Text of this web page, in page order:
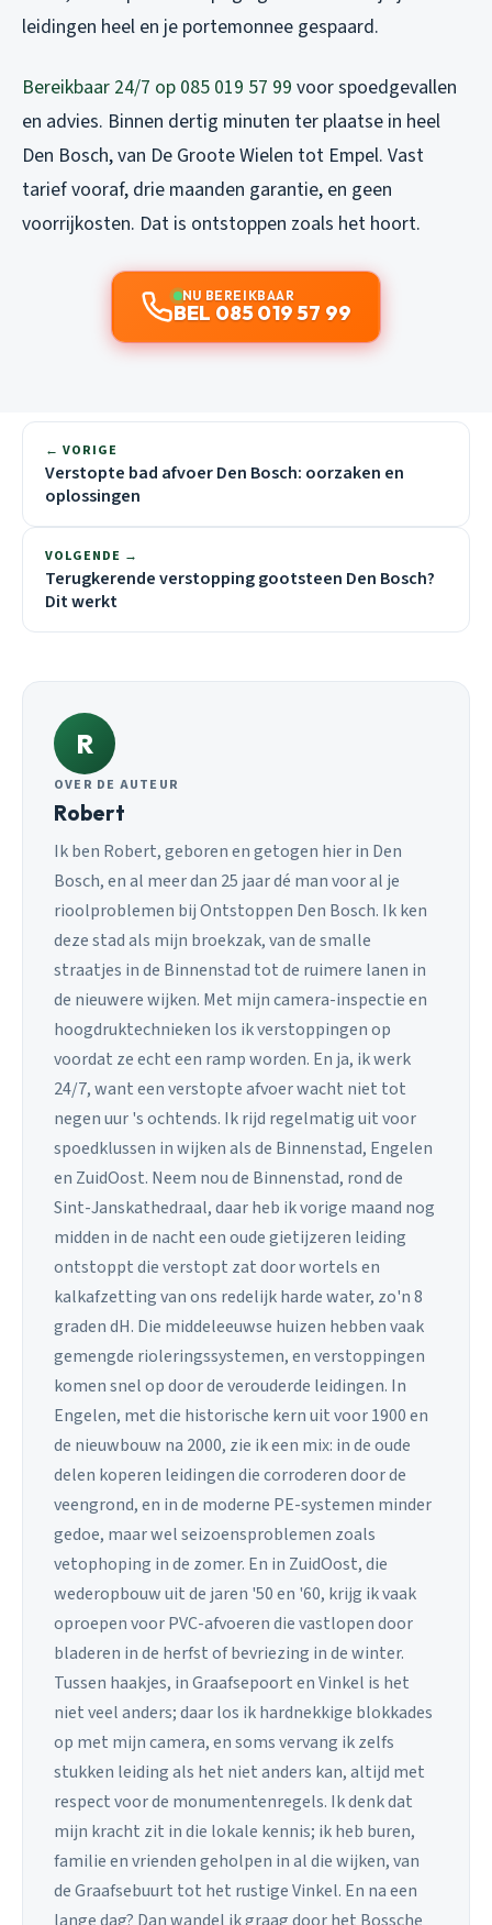
leidingen heel en je portemonnee gespaard.
Bereikbaar 24/7 op 085 019 57 99 voor spoedgevallen
en advies. Binnen dertig minuten ter plaatse in heel
Den Bosch, van De Groote Wielen tot Empel. Vast
tarief vooraf, drie maanden garantie, en geen
voorrijkosten. Dat is ontstoppen zoals het hoort.
NU BEREIKBAAR
BEL 085 019 57 99
← VORIGE
Verstopte bad afvoer Den Bosch: oorzaken en
oplossingen
VOLGENDE →
Terugkerende verstopping gootsteen Den Bosch?
Dit werkt
R
OVER DE AUTEUR
Robert
Ik ben Robert, geboren en getogen hier in Den
Bosch, en al meer dan 25 jaar dé man voor al je
rioolproblemen bij Ontstoppen Den Bosch. Ik ken
deze stad als mijn broekzak, van de smalle
straatjes in de Binnenstad tot de ruimere lanen in
de nieuwere wijken. Met mijn camera-inspectie en
hoogdruktechnieken los ik verstoppingen op
voordat ze echt een ramp worden. En ja, ik werk
24/7, want een verstopte afvoer wacht niet tot
negen uur 's ochtends. Ik rijd regelmatig uit voor
spoedklussen in wijken als de Binnenstad, Engelen
en ZuidOost. Neem nou de Binnenstad, rond de
Sint-Janskathedraal, daar heb ik vorige maand nog
midden in de nacht een oude gietijzeren leiding
ontstoppt die verstopt zat door wortels en
kalkafzetting van ons redelijk harde water, zo'n 8
graden dH. Die middeleeuwse huizen hebben vaak
gemengde rioleringssystemen, en verstoppingen
komen snel op door de verouderde leidingen. In
Engelen, met die historische kern uit voor 1900 en
de nieuwbouw na 2000, zie ik een mix: in de oude
delen koperen leidingen die corroderen door de
veengrond, en in de moderne PE-systemen minder
gedoe, maar wel seizoensproblemen zoals
vetophoping in de zomer. En in ZuidOost, die
wederopbouw uit de jaren '50 en '60, krijg ik vaak
oproepen voor PVC-afvoeren die vastlopen door
bladeren in de herfst of bevriezing in de winter.
Tussen haakjes, in Graafsepoort en Vinkel is het
niet veel anders; daar los ik hardnekkige blokkades
op met mijn camera, en soms vervang ik zelfs
stukken leiding als het niet anders kan, altijd met
respect voor de monumentenregels. Ik denk dat
mijn kracht zit in die lokale kennis; ik heb buren,
familie en vrienden geholpen in al die wijken, van
de Graafsebuurt tot het rustige Vinkel. En na een